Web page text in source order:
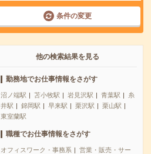
条件の変更
他の検索結果を見る
勤務地でお仕事情報をさがす
沼ノ端駅 苫小牧駅 岩見沢駅 青葉駅
糸
井駅
錦岡駅 早来駅 栗沢駅
栗山駅
東室蘭駅
職種でお仕事情報をさがす
オフィスワーク・事務系
営業・販売・サー